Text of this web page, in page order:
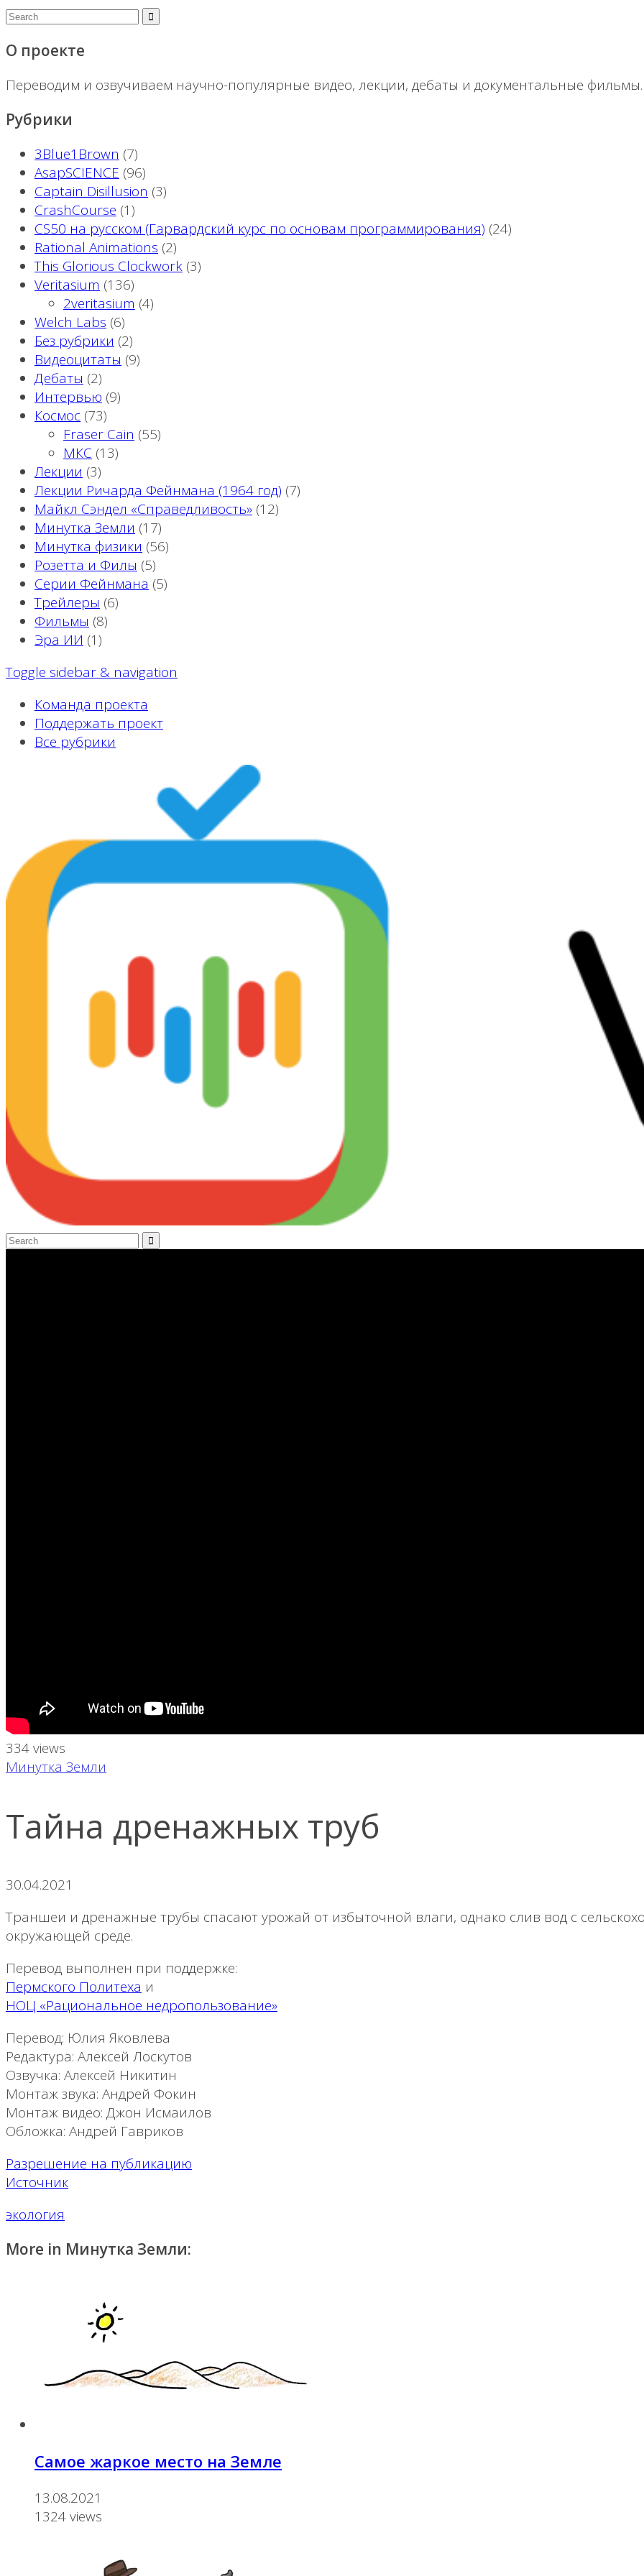
О проекте
Переводим и озвучиваем научно-популярные видео, лекции, дебаты и документальные фильмы.
Рубрики
3Blue1Brown (7)
AsapSCIENCE (96)
Captain Disillusion (3)
CrashCourse (1)
CS50 на русском (Гарвардский курс по основам программирования) (24)
Rational Animations (2)
This Glorious Clockwork (3)
Veritasium (136)
2veritasium (4)
Welch Labs (6)
Без рубрики (2)
Видеоцитаты (9)
Дебаты (2)
Интервью (9)
Космос (73)
Fraser Cain (55)
МКС (13)
Лекции (3)
Лекции Ричарда Фейнмана (1964 год) (7)
Майкл Сэндел «Справедливость» (12)
Минутка Земли (17)
Минутка физики (56)
Розетта и Филы (5)
Серии Фейнмана (5)
Трейлеры (6)
Фильмы (8)
Эра ИИ (1)
Toggle sidebar & navigation
Команда проекта
Поддержать проект
Все рубрики
334 views
Минутка Земли
Тайна дренажных труб
30.04.2021
Траншеи и дренажные трубы спасают урожай от избыточной влаги, однако слив вод с
окружающей среде.
Перевод выполнен при поддержке:
Пермского Политеха и
НОЦ «Рациональное недропользование»
Перевод: Юлия Яковлева
Редактура: Алексей Лоскутов
Озвучка: Алексей Никитин
Монтаж звука: Андрей Фокин
Монтаж видео: Джон Исмаилов
Обложка: Андрей Гавриков
Разрешение на публикацию
Источник
экология
More in Минутка Земли:
Самое жаркое место на Земле
13.08.2021
1324 views